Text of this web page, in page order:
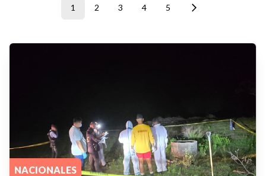
1 2 3 4 5
NACIONALES